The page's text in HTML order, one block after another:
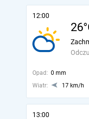
12:00
Opad: 0 mm
Wiatr:
17 km/h
13:00